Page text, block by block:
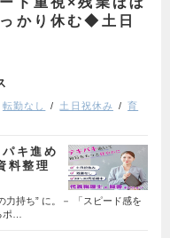
かり休む◆土日
転勤なし 土日祝休み
育
キ進め
料整理
力持ち” に。－ 「スピード感を
ポ…